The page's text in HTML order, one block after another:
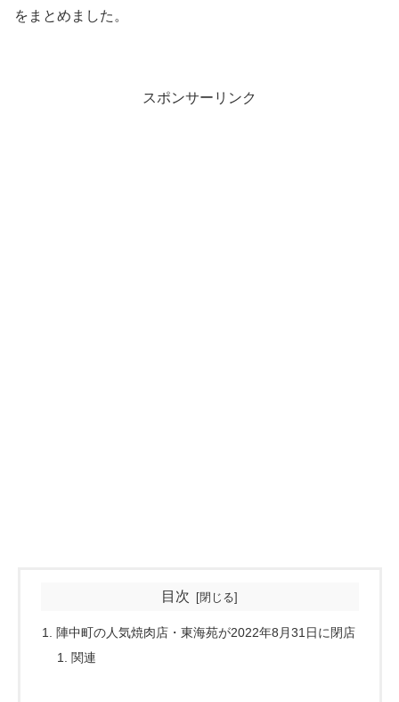
をまとめました。
スポンサーリンク
目次
陣中町の人気焼肉店・東海苑が2022年8月31日に閉店
関連